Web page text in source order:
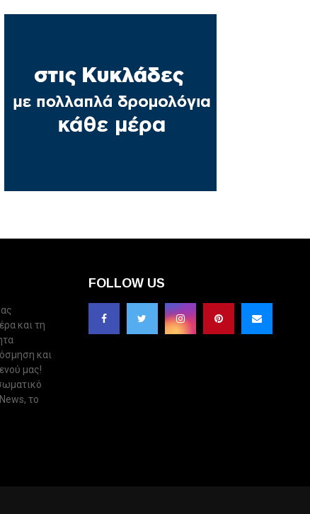
και τη
και
μας!
το
FOLLOW US